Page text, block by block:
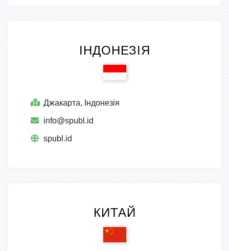
ІНДОНЕЗІЯ
Джакарта, Індонезія
info@spubl.id
spubl.id
КИТАЙ